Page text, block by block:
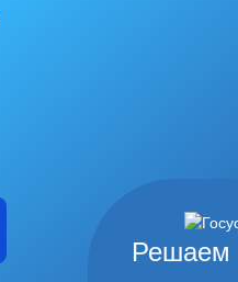
Решаем